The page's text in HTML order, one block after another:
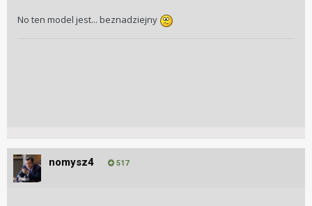
No ten model jest... beznadziejny
nomysz4 517